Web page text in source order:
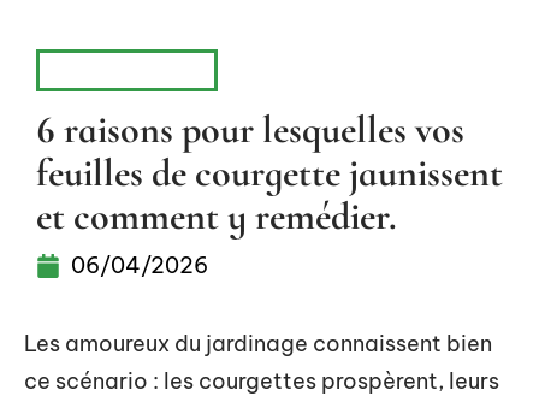
6 raisons pour lesquelles vos
feuilles de courgette jaunissent
et comment y remédier.
06/04/2026
Les amoureux du jardinage connaissent bien
ce scénario : les courgettes prospèrent, leurs